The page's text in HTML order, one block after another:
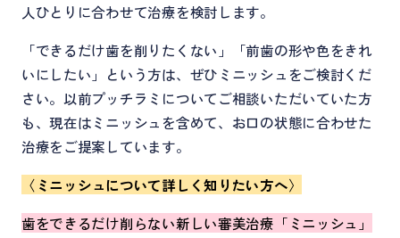
人ひとりに合わせて治療を検討します。
「できるだけ歯を削りたくない」「前歯の形や色をきれ
いにしたい」という方は、ぜひミニッシュをご検討くだ
さい。以前プッチラミについてご相談いただいていた方
も、現在はミニッシュを含めて、お口の状態に合わせた
治療をご提案しています。
〈 ミニッシュについて詳しく知りたい方へ〉
歯をできるだけ削らない新しい審美治療「ミニッシュ」